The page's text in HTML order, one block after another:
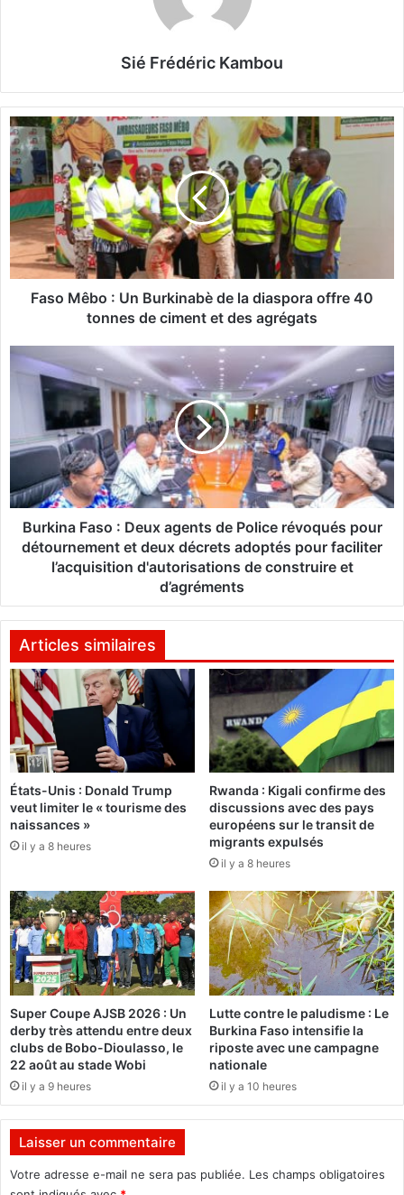
Sié Frédéric Kambou
F
a
s
o
M
ê
b
o
:
u
a
è
d
a
o
r
a
f
r
e
4
0
n
n
e
s
d
e
c
i
m
e
n
t
e
d
Faso Mêbo : Un Burkinabè de la diaspora offre 40
tonnes de ciment et des agrégats
B
n
F
a
u
g
e
n
s
d
e
P
o
l
e
r
é
v
o
q
u
é
s
p
o
r
é
t
Burkina Faso : Deux agents de Police révoqués pour
détournement et deux décrets adoptés pour faciliter
l’acquisition d'autorisations de construire et
d’agréments
Articles similaires
États-Unis : Donald Trump
veut limiter le « tourisme des
naissances »
il y a 8 heures
Rwanda : Kigali confirme des
discussions avec des pays
européens sur le transit de
migrants expulsés
il y a 8 heures
Super Coupe AJSB 2026 : Un
derby très attendu entre deux
clubs de Bobo-Dioulasso, le
22 août au stade Wobi
il y a 9 heures
Lutte contre le paludisme : Le
Burkina Faso intensifie la
riposte avec une campagne
nationale
il y a 10 heures
Laisser un commentaire
Votre adresse e-mail ne sera pas publiée. Les champs obligatoires